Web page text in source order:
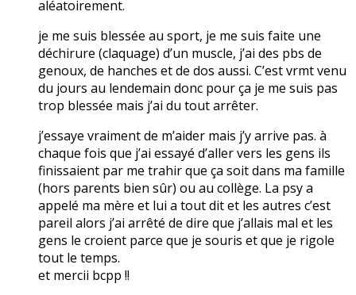
aléatoirement.
je me suis blessée au sport, je me suis faite une
déchirure (claquage) d’un muscle, j’ai des pbs de
genoux, de hanches et de dos aussi. C’est vrmt venu
du jours au lendemain donc pour ça je me suis pas
trop blessée mais j’ai du tout arrêter.
j’essaye vraiment de m’aider mais j’y arrive pas. à
chaque fois que j’ai essayé d’aller vers les gens ils
finissaient par me trahir que ça soit dans ma famille
(hors parents bien sûr) ou au collège. La psy a
appelé ma mère et lui a tout dit et les autres c’est
pareil alors j’ai arrêté de dire que j’allais mal et les
gens le croient parce que je souris et que je rigole
tout le temps.
et mercii bcpp !!